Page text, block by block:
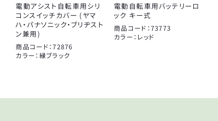
電動アシスト自転車用シリ
コンスイッチカバー (ヤマ
ハ・パナソニック・ブリヂスト
ン兼用)
商品コード：72876
カラー：縁ブラック
電動自転車用バッテリーロ
ック キー式
商品コード：73773
カラー：レッド